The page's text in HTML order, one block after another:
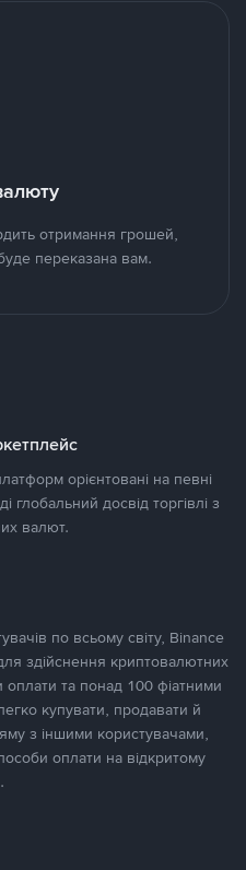
отримання грошей,
переказана вам.
орієнтовані на певні
глобальний досвід торгівлі з
валют.
по всьому світу, Binance
здійснення криптовалютних
оплати та понад 100 фіатними
купувати, продавати й
з іншими користувачами,
оплати на відкритому